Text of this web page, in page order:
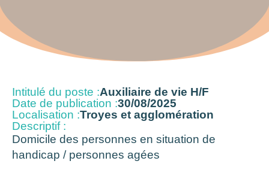
Intitulé du poste :Auxiliaire de vie H/F
Date de publication :30/08/2025
Localisation :Troyes et agglomération
Descriptif :
Domicile des personnes en situation de
handicap / personnes agées